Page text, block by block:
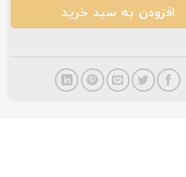
افزودن به سبد خرید